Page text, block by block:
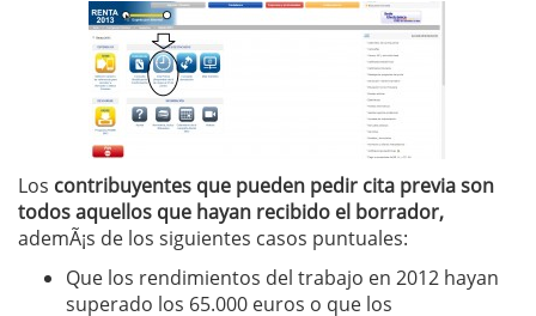
Los contribuyentes que pueden pedir cita previa son
todos aquellos que hayan recibido el borrador,
ademÃ¡s de los siguientes casos puntuales:
Que los rendimientos del trabajo en 2012 hayan
superado los 65.000 euros o que los